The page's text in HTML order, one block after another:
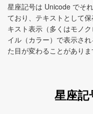
星座記号は Unicode でそ
ており、テキストとして
キスト表示（多くはモノ
イル（カラー）で表示さ
た目が変わることがありま
星座記